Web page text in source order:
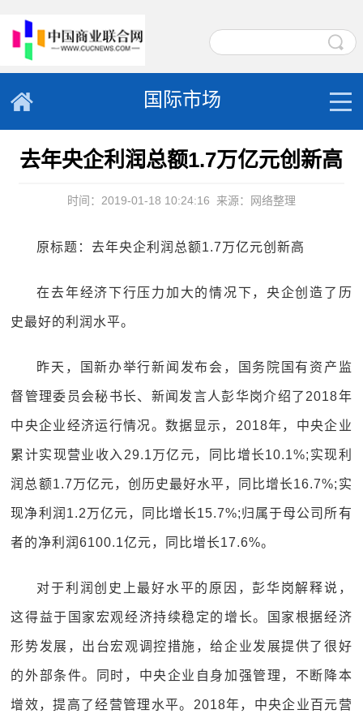
国际市场
去年央企利润总额1.7万亿元创新高
时间：2019-01-18 10:24:16 来源：网络整理
原标题：去年央企利润总额1.7万亿元创新高
在去年经济下行压力加大的情况下，央企创造了历
史最好的利润水平。
昨天，国新办举行新闻发布会，国务院国有资产监
督管理委员会秘书长、新闻发言人彭华岗介绍了2018年
中央企业经济运行情况。数据显示，2018年，中央企业
累计实现营业收入29.1万亿元，同比增长10.1%;实现利
润总额1.7万亿元，创历史最好水平，同比增长16.7%;实
现净利润1.2万亿元，同比增长15.7%;归属于母公司所有
者的净利润6100.1亿元，同比增长17.6%。
对于利润创史上最好水平的原因，彭华岗解释说，
这得益于国家宏观经济持续稳定的增长。国家根据经济
形势发展，出台宏观调控措施，给企业发展提供了很好
的外部条件。同时，中央企业自身加强管理，不断降本
增效，提高了经营管理水平。2018年，中央企业百元营